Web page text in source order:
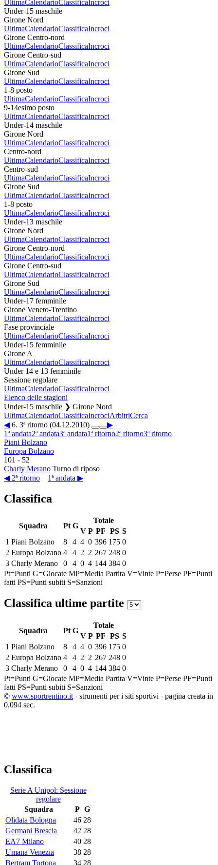
UltimaCalendarioClassificaIncroci
Under-15 maschile
Girone Nord
UltimaCalendarioClassificaIncroci
Girone Centro-nord
UltimaCalendarioClassificaIncroci
Girone Centro-sud
UltimaCalendarioClassificaIncroci
Girone Sud
UltimaCalendarioClassificaIncroci
1-8 posto
UltimaCalendarioClassificaIncroci
9-14esimo posto
UltimaCalendarioClassificaIncroci
Under-14 maschile
Girone Nord
UltimaCalendarioClassificaIncroci
Centro-nord
UltimaCalendarioClassificaIncroci
Centro-sud
UltimaCalendarioClassificaIncroci
Girone Sud
UltimaCalendarioClassificaIncroci
1-8 posto
UltimaCalendarioClassificaIncroci
Under-13 maschile
Girone Nord
UltimaCalendarioClassificaIncroci
Girone Centro-nord
UltimaCalendarioClassificaIncroci
Girone Centro-sud
UltimaCalendarioClassificaIncroci
Girone Sud
UltimaCalendarioClassificaIncroci
Under-17 femminile
Girone Veneto-Trentino
UltimaCalendarioClassificaIncroci
Fase provinciale
UltimaCalendarioClassificaIncroci
Under-15 femminile
Girone A
UltimaCalendarioClassificaIncroci
Under 14 e 13 femminile
Sessione regolare
UltimaCalendarioClassificaIncroci
Elenco delle stagioni
Under-15 maschile ❯ Girone Nord
UltimaCalendarioClassificaIncrociArbitriCerca
◀6. 3ª ritorno (04.12.2010)
▶
1ª andata2ª andata3ª andata1ª ritorno2ª ritorno3ª ritorno
Piani Bolzano
Europa Bolzano
101 - 52
Charly Merano Turno di riposo
◀ 2ª ritorno
1ª andata ▶
Classifica
Squadra Pt G
Totale
V P PF PS S
1 Piani Bolzano 8 4 4 0 396 175 0
2 Europa Bolzano 4 4 2 2 267 248 0
3 Charly Merano 0 4 0 4 144 384 0
Pt=Punti G=Giocate MP=Media Partita V=Vinte P=Perse PF=Punti
fatti PS=Punti subiti S=Sanzioni
Classifica ultime partite
Squadra Pt G
Totale
V P PF PS S
1 Piani Bolzano 8 4 4 0 396 175 0
2 Europa Bolzano 4 4 2 2 267 248 0
3 Charly Merano 0 4 0 4 144 384 0
Pt=Punti G=Giocate MP=Media Partita V=Vinte P=Perse PF=Punti
fatti PS=Punti subiti S=Sanzioni
© www.sportrentino.it - strumenti per i siti sportivi - pagina creata in
0,094 sec.
Classifica
Serie A Unipol: Sessione
regolare
Squadra
P G
Olidata Bologna
46 28
Germani Brescia
42 28
EA7 Milano
40 28
Umana Venezia
38 28
Bertram Tortona
34 28